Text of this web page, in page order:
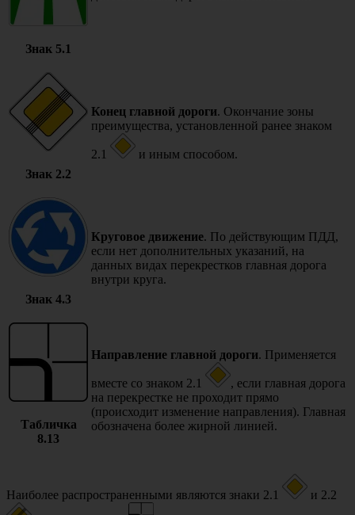
Знак 5.1
Знак 2.2
Конец главной дороги. Окончание зоны
преимущества, установленной ранее знаком
2.1 и иным способом.
Знак 4.3
Круговое движение. По действующим ПДД,
если нет дополнительных указаний, на
данных видах перекрестков главная дорога
внутри круга.
Табличка
8.13
Направление главной дороги. Применяется
вместе со знаком 2.1
, если главная дорога
на перекрестке не проходит прямо
(происходит изменение направления). Главная
обозначена более жирной линией.
Наиболее распространенными являются знаки 2.1 и 2.2